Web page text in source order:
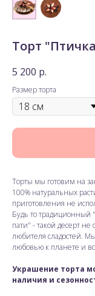
Торт
5 200 р.
Размер торта
Торты мы готовим на
100% натуральных
приготовления не
Будь то
пати" - такой десерт
любителя сладостей.
любовью к планете и
Украшение торта
наличия и